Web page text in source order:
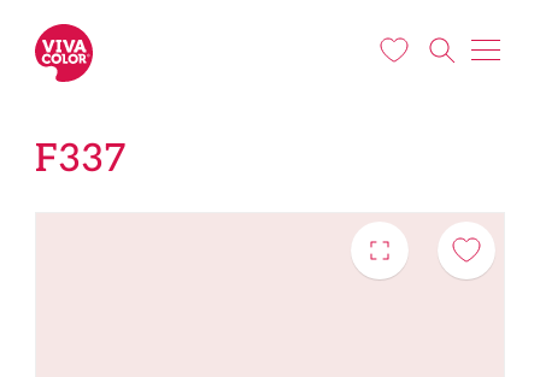
F337